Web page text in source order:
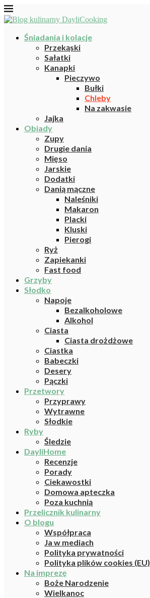
Śniadania i kolacje
Przekąski
Sałatki
Kanapki
Pieczywo
Bułki
Chleby
Na zakwasie
Jajka
Obiady
Zupy
Drugie dania
Mięso
Jarskie
Dodatki
Danią mączne
Naleśniki
Makaron
Placki
Kluski
Pierogi
Ryż
Zapiekanki
Fast food
Grzyby
Słodko
Napoje
Bezalkoholowe
Alkohol
Ciasta
Ciasta drożdżowe
Ciastka
Babeczki
Desery
Pączki
Przetwory
Przyprawy
Wytrawne
Słodkie
Ryby
Śledzie
DayliHome
Recenzje
Porady
Ciekawostki
Domowa apteczka
Poza kuchnią
Przelicznik kulinarny
O blogu
Współpraca
Ja w mediach
Polityka prywatności
Polityka plików cookies (EU)
Na imprezę
Boże Narodzenie
Wielkanoc